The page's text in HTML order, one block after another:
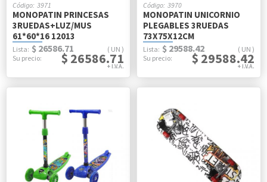
3971
MONOPATIN PRINCESAS
3RUEDAS+LUZ/MUS
61*60*16 12013
UN
$ 26586.71
$ 26586.71
3970
MONOPATIN UNICORNIO
PLEGABLES 3RUEDAS
73X75X12CM
UN
$ 29588.42
$ 29588.42